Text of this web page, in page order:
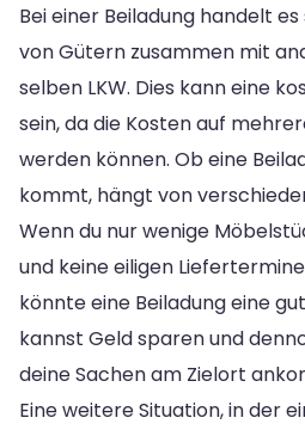
Bei einer Beiladung handelt
von Gütern zusammen mit
selben LKW. Dies kann eine
sein, da die Kosten auf
werden können. Ob eine
kommt, hängt von
Wenn du nur wenige
und keine eiligen
könnte eine Beiladung eine
kannst Geld sparen und
deine Sachen am Zielort
Eine weitere Situation, in der